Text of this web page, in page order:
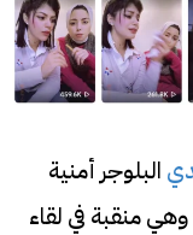
البلوجر أمنية
منقبة في لقاء